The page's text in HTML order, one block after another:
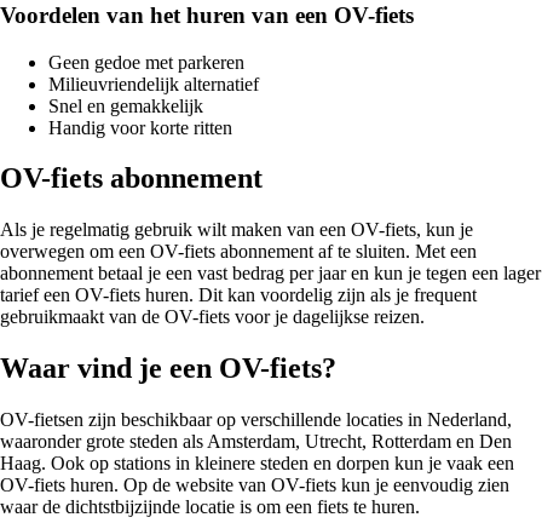
Voordelen van het huren van een OV-fiets
Geen gedoe met parkeren
Milieuvriendelijk alternatief
Snel en gemakkelijk
Handig voor korte ritten
OV-fiets abonnement
Als je regelmatig gebruik wilt maken van een OV-fiets, kun je
overwegen om een OV-fiets abonnement af te sluiten. Met een
abonnement betaal je een vast bedrag per jaar en kun je tegen een lager
tarief een OV-fiets huren. Dit kan voordelig zijn als je frequent
gebruikmaakt van de OV-fiets voor je dagelijkse reizen.
Waar vind je een OV-fiets?
OV-fietsen zijn beschikbaar op verschillende locaties in Nederland,
waaronder grote steden als Amsterdam, Utrecht, Rotterdam en Den
Haag. Ook op stations in kleinere steden en dorpen kun je vaak een
OV-fiets huren. Op de website van OV-fiets kun je eenvoudig zien
waar de dichtstbijzijnde locatie is om een fiets te huren.